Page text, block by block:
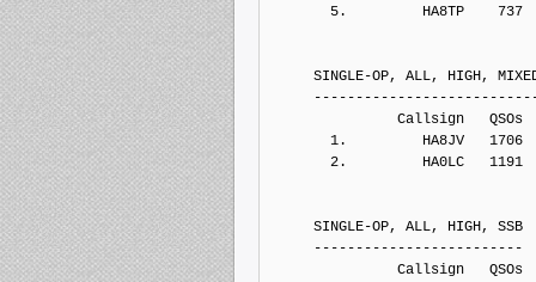
5.         HA8TP    737
SINGLE-OP, ALL, HIGH,
Callsign   QSOs  Points
1.         HA8JV   1706
2.         HA0LC   1191
SINGLE-OP, ALL, HIGH, SSB
-------------------------
Callsign   QSOs  Points